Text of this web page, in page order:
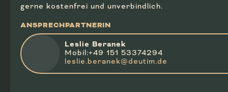
gerne kostenfrei und unverbindlich.
ANSPRECHPARTNERIN
Leslie Beranek
Mobil:+49 151 53374294
leslie.beranek@deutim.de